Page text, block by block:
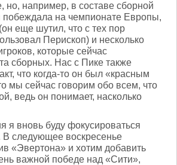
но, например, в составе сборной
побеждала на чемпионате Европы,
еще шутил, что с тех пор
Перископ) и несколько
которые сейчас
сборных. Нас с Пике также
что когда-то он был «красным
мы сейчас говорим обо всем, что
ведь он понимает, насколько
я вновь буду фокусироваться
следующее воскресенье
«Эвертона» и хотим добавить
важной победе над «Сити»,